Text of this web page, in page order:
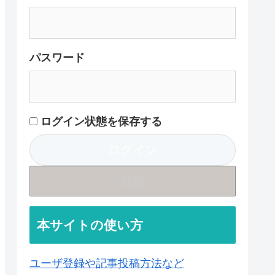
パスワード
ログイン状態を保存する
本サイトの使い方
ユーザ登録や記事投稿方法など